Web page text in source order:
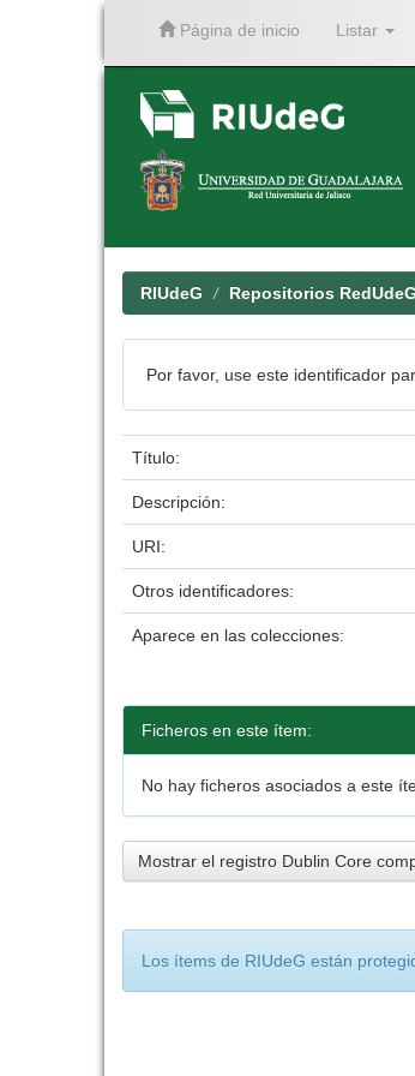
Página de inicio Listar
RIUdeG Repositorios RedUdeG
Por favor, use este identificador
Título:
Descripción:
URI:
Otros identificadores:
Aparece en las colecciones:
Ficheros en este ítem:
No hay ficheros asociados a este
Mostrar el registro Dublin Core
Los ítems de RIUdeG están